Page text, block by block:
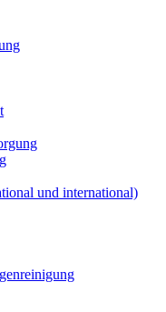
und international)